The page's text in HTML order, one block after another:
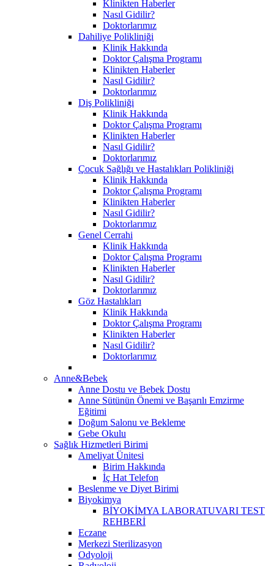
Klinikten Haberler
Nasıl Gidilir?
Doktorlarımız
Dahiliye Polikliniği
Klinik Hakkında
Doktor Çalışma Programı
Klinikten Haberler
Nasıl Gidilir?
Doktorlarımız
Diş Polikliniği
Klinik Hakkında
Doktor Çalışma Programı
Klinikten Haberler
Nasıl Gidilir?
Doktorlarımız
Çocuk Sağlığı ve Hastalıkları Polikliniği
Klinik Hakkında
Doktor Çalışma Programı
Klinikten Haberler
Nasıl Gidilir?
Doktorlarımız
Genel Cerrahi
Klinik Hakkında
Doktor Çalışma Programı
Klinikten Haberler
Nasıl Gidilir?
Doktorlarımız
Göz Hastalıkları
Klinik Hakkında
Doktor Çalışma Programı
Klinikten Haberler
Nasıl Gidilir?
Doktorlarımız
Anne&Bebek
Anne Dostu ve Bebek Dostu
Anne Sütünün Önemi ve Başarılı Emzirme
Eğitimi
Doğum Salonu ve Bekleme
Gebe Okulu
Sağlık Hizmetleri Birimi
Ameliyat Ünitesi
Birim Hakkında
İç Hat Telefon
Beslenme ve Diyet Birimi
Biyokimya
BİYOKİMYA LABORATUVARI TEST
REHBERİ
Eczane
Merkezi Sterilizasyon
Odyoloji